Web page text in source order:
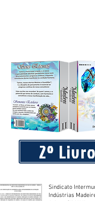
2º
Sindicato
Indústrias